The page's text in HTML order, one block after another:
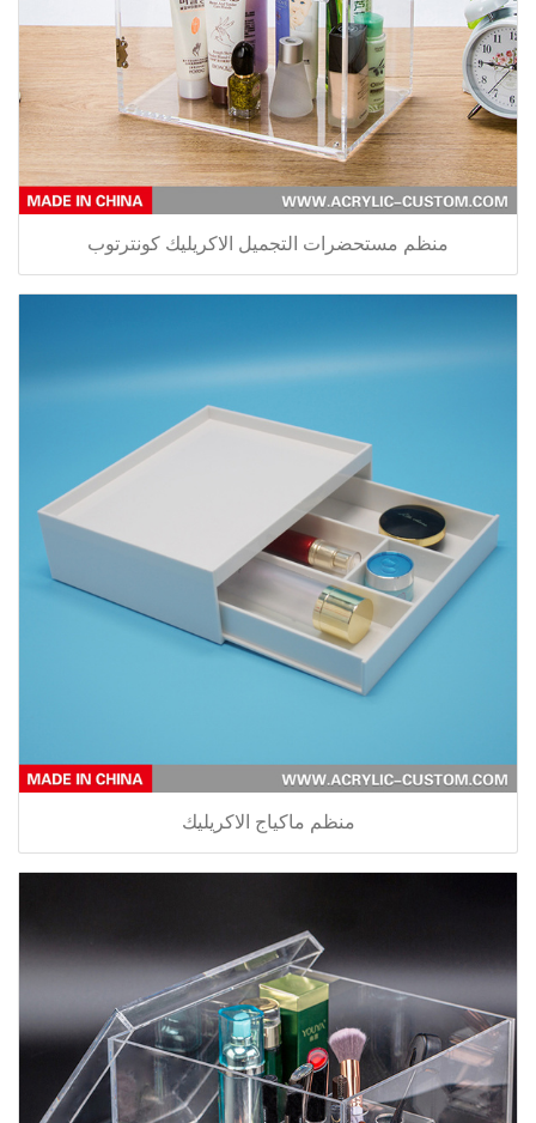
منظم مستحضرات التجميل الاكريليك كونترتوب
منظم ماكياج الاكريليك